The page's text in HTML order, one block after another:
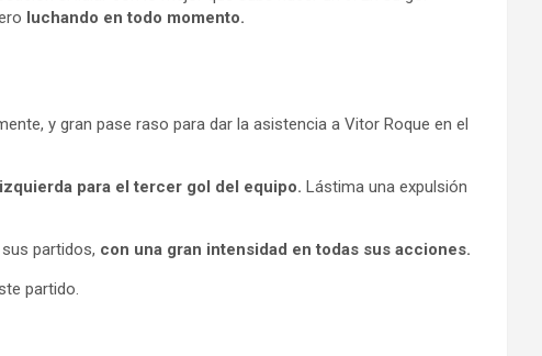
luchando en todo momento.
y gran pase raso para dar la asistencia a Vitor Roque en el
para el tercer gol del equipo. Lástima una expulsión
partidos, con una gran intensidad en todas sus acciones.
partido.